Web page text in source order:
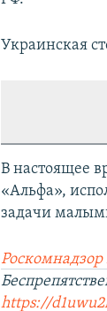
Украинская
В настоящее
«Альфа»,
задачи
Роскомнадзор
https://